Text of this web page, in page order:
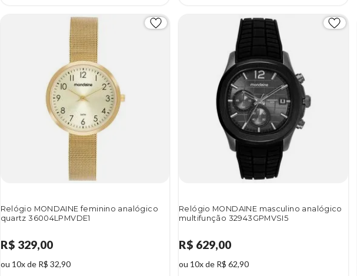
Relógio MONDAINE feminino analógico
quartz 36004LPMVDE1
R$ 329,00
ou 10x de R$ 32,90
Relógio MONDAINE masculino analógico
multifunção 32943GPMVSI5
R$ 629,00
ou 10x de R$ 62,90